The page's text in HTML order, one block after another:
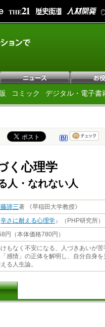
コミック デジタル・電子書
く心理学
人・なれない人
諦三著 《早稲田大学教授》
辛さに耐える心理学』（PHP研究所）
円（本体価格780円）
もなく不安になる、人づきあいが
感情」の正体を解明し、自分自身
る人生論。